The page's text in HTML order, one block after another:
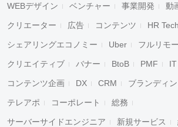
WEBデザイン ベンチャー 事業開発 動
クリエーター 広告 コンテンツ HR Tech
シェアリングエコノミー Uber フルリモ
クリエイティブ バナー BtoB PMF IT
コンテンツ企画 DX CRM ブランディ
テレアポ コーポレート 総務
サーバーサイドエンジニア 新規サービス